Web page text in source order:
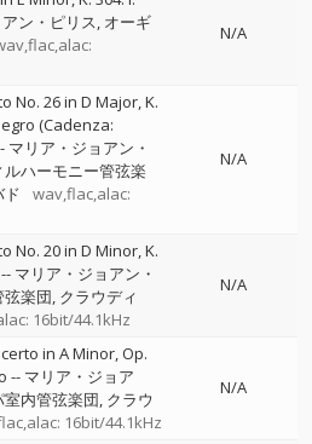
ン・ピリス オーギ
N/A
No. 26 in D Major, K.
(Cadenza:
マリア・ジョアン・
ハーモニー管弦楽
ド
wav,flac,alac:
N/A
No. 20 in D Minor, K.
-- マリア・ジョアン・
弦楽団 クラウディ
16bit/44.1kHz
N/A
in A Minor, Op.
-- マリア・ジョア
室内管弦楽団 クラウ
16bit/44.1kHz
N/A